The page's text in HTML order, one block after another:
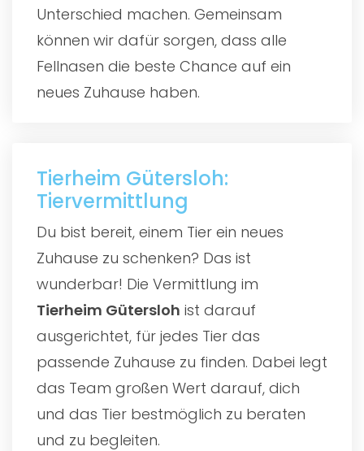
Unterschied machen. Gemeinsam
können wir dafür sorgen, dass alle
Fellnasen die beste Chance auf ein
neues Zuhause haben.
Tierheim Gütersloh:
Tiervermittlung
Du bist bereit, einem Tier ein neues
Zuhause zu schenken? Das ist
wunderbar! Die Vermittlung im
Tierheim Gütersloh ist darauf
ausgerichtet, für jedes Tier das
passende Zuhause zu finden. Dabei legt
das Team großen Wert darauf, dich
und das Tier bestmöglich zu beraten
und zu begleiten.